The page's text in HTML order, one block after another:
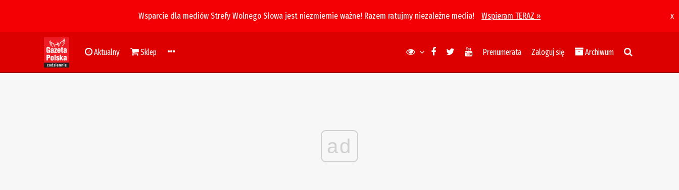
Wsparcie dla mediów Strefy Wolnego Słowa jest niezmiernie ważne! Razem ratujmy niezależne media! Wspieram TERAZ » x
Aktualny Sklep Prenumerata Zaloguj się Archiwum
ad